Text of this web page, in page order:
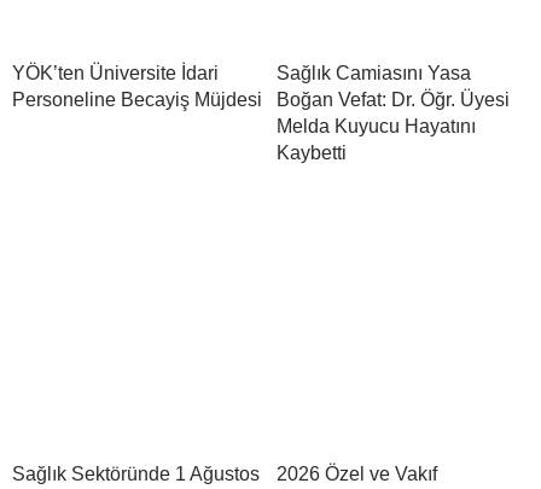
YÖK’ten Üniversite İdari
Personeline Becayiş Müjdesi
Sağlık Camiasını Yasa
Boğan Vefat: Dr. Öğr. Üyesi
Melda Kuyucu Hayatını
Kaybetti
Sağlık Sektöründe 1 Ağustos
2026 Özel ve Vakıf